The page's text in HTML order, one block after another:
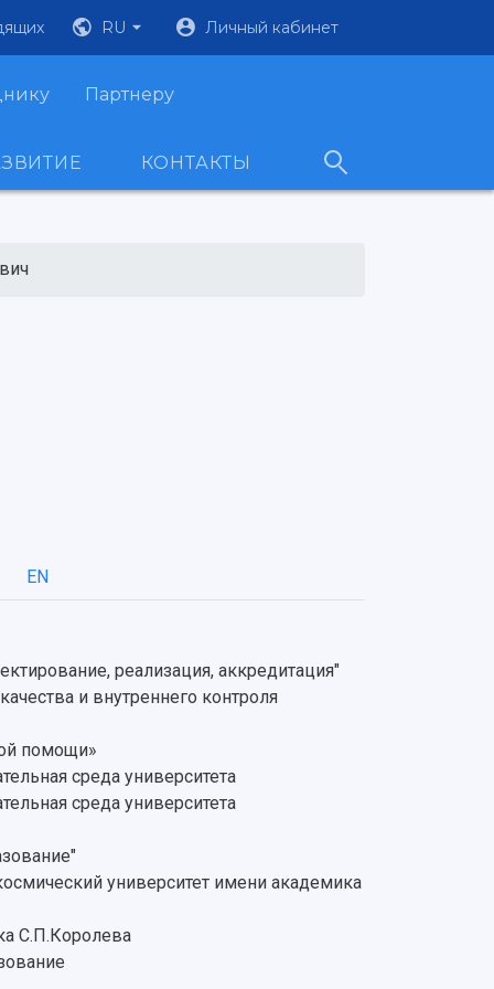
RU Личный кабинет
Партнеру
КОНТАКТЫ
EN
реализация, аккредитация"
и внутреннего контроля
помощи»
среда университета
среда университета
университет имени академика
С.П.Королева